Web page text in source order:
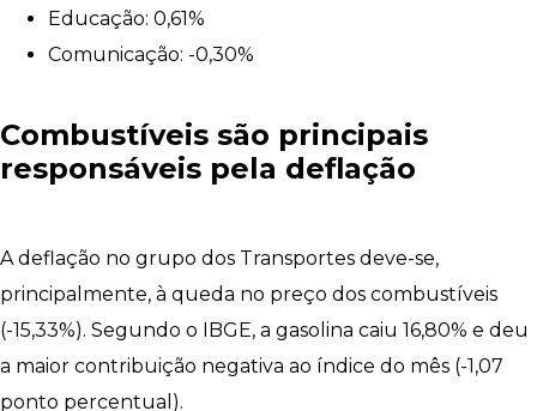
Educação: 0,61%
Comunicação: -0,30%
Combustíveis são principais
responsáveis pela deflação
A deflação no grupo dos Transportes deve-se,
principalmente, à queda no preço dos combustíveis
(-15,33%). Segundo o IBGE, a gasolina caiu 16,80% e deu
a maior contribuição negativa ao índice do mês (-1,07
ponto percentual).